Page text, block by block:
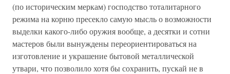
(по историческим меркам) господство тоталитарного
режима на корню пресекло самую мысль о возможности
выделки какого-либо оружия вообще, а десятки и сотни
мастеров были вынуждены переориентироваться на
изготовление и украшение бытовой металлической
утвари, что позволило хотя бы сохранить, пускай не в